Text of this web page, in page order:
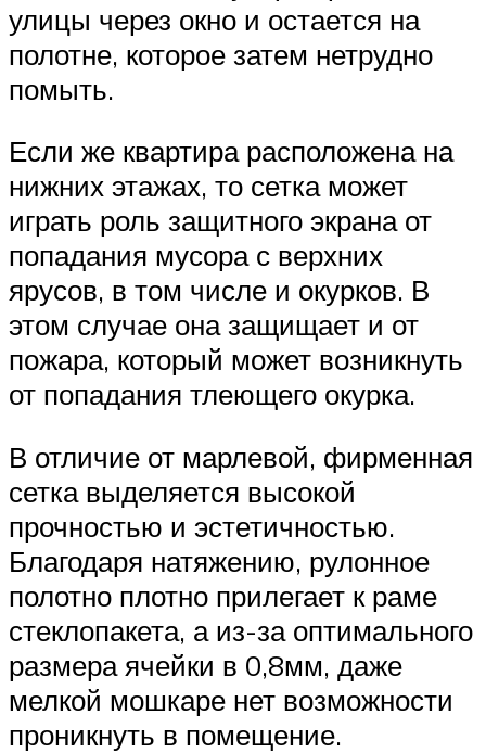
улицы через окно и остается на
полотне, которое затем нетрудно
помыть.
Если же квартира расположена на
нижних этажах, то сетка может
играть роль защитного экрана от
попадания мусора с верхних
ярусов, в том числе и окурков. В
этом случае она защищает и от
пожара, который может возникнуть
от попадания тлеющего окурка.
В отличие от марлевой, фирменная
сетка выделяется высокой
прочностью и эстетичностью.
Благодаря натяжению, рулонное
полотно плотно прилегает к раме
стеклопакета, а из-за оптимального
размера ячейки в 0,8мм, даже
мелкой мошкаре нет возможности
проникнуть в помещение.